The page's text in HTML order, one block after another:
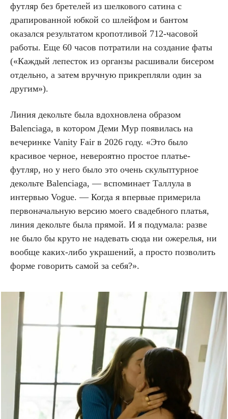
футляр без бретелей из шелкового сатина с
драпированной юбкой со шлейфом и бантом
оказался результатом кропотливой 712-часовой
работы. Еще 60 часов потратили на создание фаты
(«Каждый лепесток из органзы расшивали бисером
отдельно, а затем вручную прикрепляли один за
другим»).
Линия декольте была вдохновлена образом
Balenciaga, в котором Деми Мур появилась на
вечеринке Vanity Fair в 2026 году. «Это было
красивое черное, невероятно простое платье-
футляр, но у него было это очень скульптурное
декольте Balenciaga, — вспоминает Таллула в
интервью Vogue. — Когда я впервые примерила
первоначальную версию моего свадебного платья,
линия декольте была прямой. И я подумала: разве
не было бы круто не надевать сюда ни ожерелья, ни
вообще каких-либо украшений, а просто позволить
форме говорить самой за себя?».